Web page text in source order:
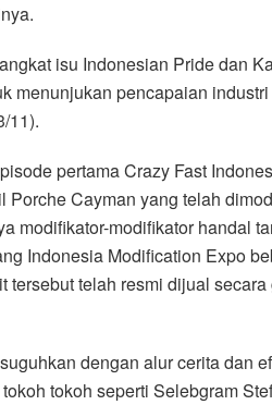
isu Indonesian Pride dan
menunjukan pencapaian
11).
pertama Crazy Fast
Porche Cayman yang telah
modifikator-modifikator handal
Indonesia Modification Expo
tersebut telah resmi dijual
dengan alur cerita dan
tokoh seperti Selebgram